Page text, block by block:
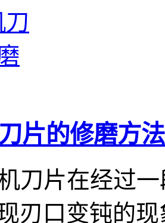
片的修磨方法
刀片在经过一
刃口变钝的